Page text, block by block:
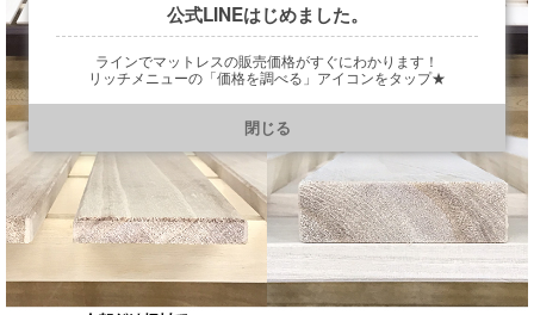
公式LINEはじめました。
ラインでマットレスの販売価格がすぐにわかります！
リッチメニューの「価格を調べる」アイコンをタップ★
https://line.me/R/ti/p/@901ptzjz
閉じる